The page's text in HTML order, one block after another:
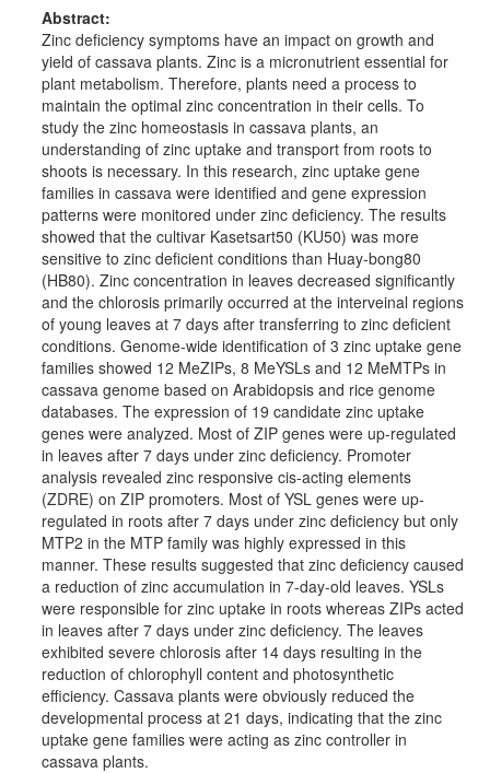
Abstract:
Zinc deficiency symptoms have an impact on growth and
yield of cassava plants. Zinc is a micronutrient essential for
plant metabolism. Therefore, plants need a process to
maintain the optimal zinc concentration in their cells. To
study the zinc homeostasis in cassava plants, an
understanding of zinc uptake and transport from roots to
shoots is necessary. In this research, zinc uptake gene
families in cassava were identified and gene expression
patterns were monitored under zinc deficiency. The results
showed that the cultivar Kasetsart50 (KU50) was more
sensitive to zinc deficient conditions than Huay-bong80
(HB80). Zinc concentration in leaves decreased significantly
and the chlorosis primarily occurred at the interveinal regions
of young leaves at 7 days after transferring to zinc deficient
conditions. Genome-wide identification of 3 zinc uptake gene
families showed 12 MeZIPs, 8 MeYSLs and 12 MeMTPs in
cassava genome based on Arabidopsis and rice genome
databases. The expression of 19 candidate zinc uptake
genes were analyzed. Most of ZIP genes were up-regulated
in leaves after 7 days under zinc deficiency. Promoter
analysis revealed zinc responsive cis-acting elements
(ZDRE) on ZIP promoters. Most of YSL genes were up-
regulated in roots after 7 days under zinc deficiency but only
MTP2 in the MTP family was highly expressed in this
manner. These results suggested that zinc deficiency caused
a reduction of zinc accumulation in 7-day-old leaves. YSLs
were responsible for zinc uptake in roots whereas ZIPs acted
in leaves after 7 days under zinc deficiency. The leaves
exhibited severe chlorosis after 14 days resulting in the
reduction of chlorophyll content and photosynthetic
efficiency. Cassava plants were obviously reduced the
developmental process at 21 days, indicating that the zinc
uptake gene families were acting as zinc controller in
cassava plants.